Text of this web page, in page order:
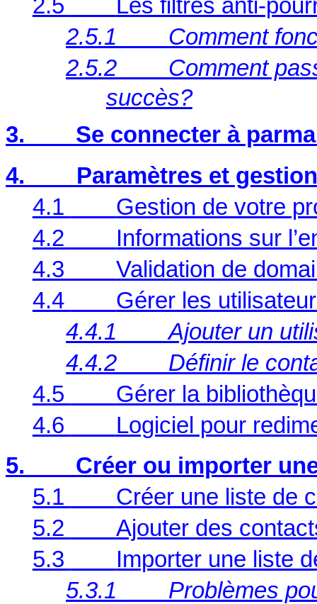
2.5
Les filtres anti-
2.5.1
Comment
2.5.2
Comment
succès?
3.
Se connecter à
4.
Paramètres et
4.1
Gestion de votre
4.2
Informations sur
4.3
Validation de
4.4
Gérer les
4.4.1
Ajouter un
4.4.2
Définir le
4.5
Gérer la
4.6
Logiciel pour
5.
Créer ou importer
5.1
Créer une liste de
5.2
Ajouter des
5.3
Importer une liste
5.3.1
Problèmes